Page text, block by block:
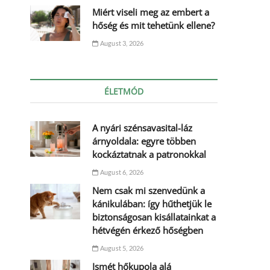
Miért viseli meg az embert a
hőség és mit tehetünk ellene?
August 3, 2026
ÉLETMÓD
A nyári szénsavasital-láz
árnyoldala: egyre többen
kockáztatnak a patronokkal
August 6, 2026
Nem csak mi szenvedünk a
kánikulában: így hűthetjük le
biztonságosan kisállatainkat a
hétvégén érkező hőségben
August 5, 2026
Ismét hőkupola alá